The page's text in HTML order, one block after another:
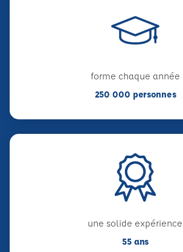
forme chaque année
250 000 personnes
une solide expérience
55 ans